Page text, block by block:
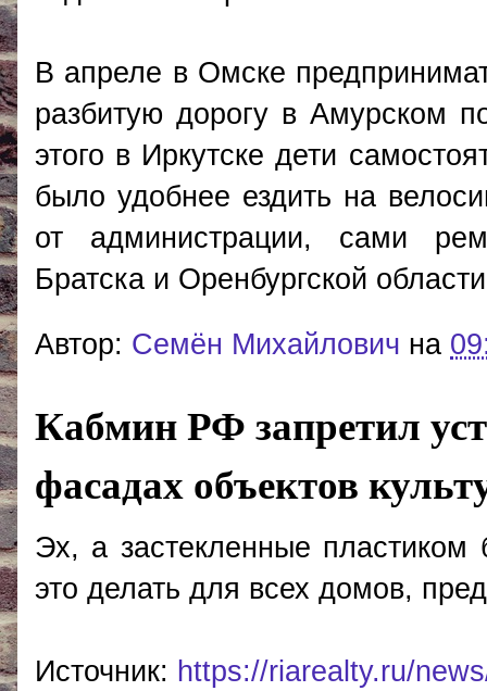
В апреле в Омске
разбитую дорогу в Амурском
этого в Иркутске дети
было удобнее ездить на
от администрации, сами
Братска и Оренбургской
Автор: Cемён Михайлович на
Кабмин РФ запретил
фасадах объектов
Эх, а застекленные
это делать для всех домов,
Источник: https://riarealty.ru/